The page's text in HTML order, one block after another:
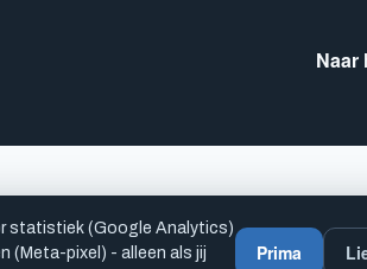
Naar
statistiek (Google Analytics)
(Meta-pixel) - alleen als jij
Prima